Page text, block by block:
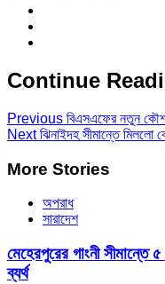
Continue
Previous বিএসএফের নতুন
Nextঝিনাইদহ সীমান্তে মিললো
More Stories
অপরাধ
সারাদেশ
মেহেরপুরের গাংনী সীমান্তে
ব্যর্থ